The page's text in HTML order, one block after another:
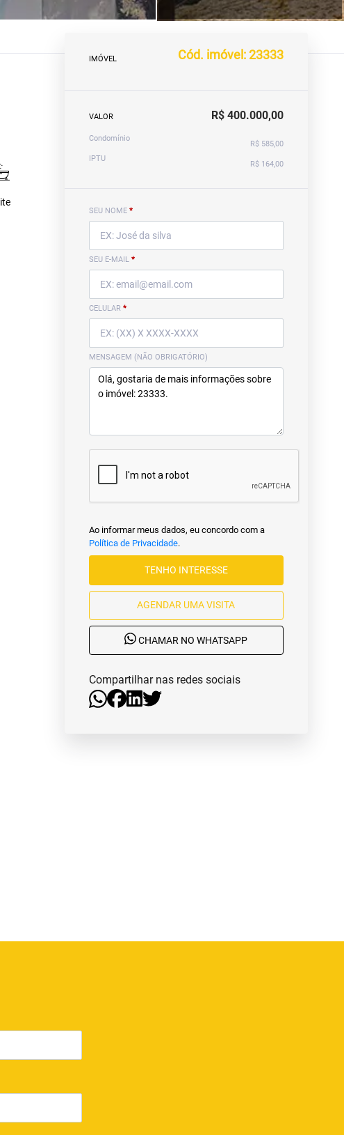
IMÓVEL Cód. imóvel: 23333
VALOR R$ 400.000,00
Condomínio
R$ 585,00
IPTU
R$ 164,00
SEU NOME *
SEU E-MAIL *
CELULAR *
MENSAGEM (NÃO OBRIGATÓRIO)
Ao informar meus dados, eu concordo com a
Política de Privacidade.
TENHO INTERESSE
AGENDAR UMA VISITA
CHAMAR NO WHATSAPP
Compartilhar nas redes sociais